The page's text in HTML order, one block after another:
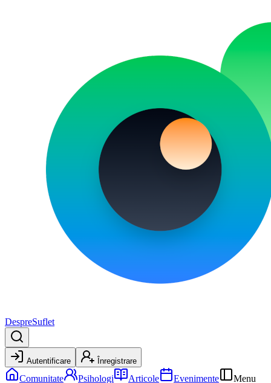
DespreSuflet
Autentificare Înregistrare
Comunitate Psihologi Articole Evenimente Menu